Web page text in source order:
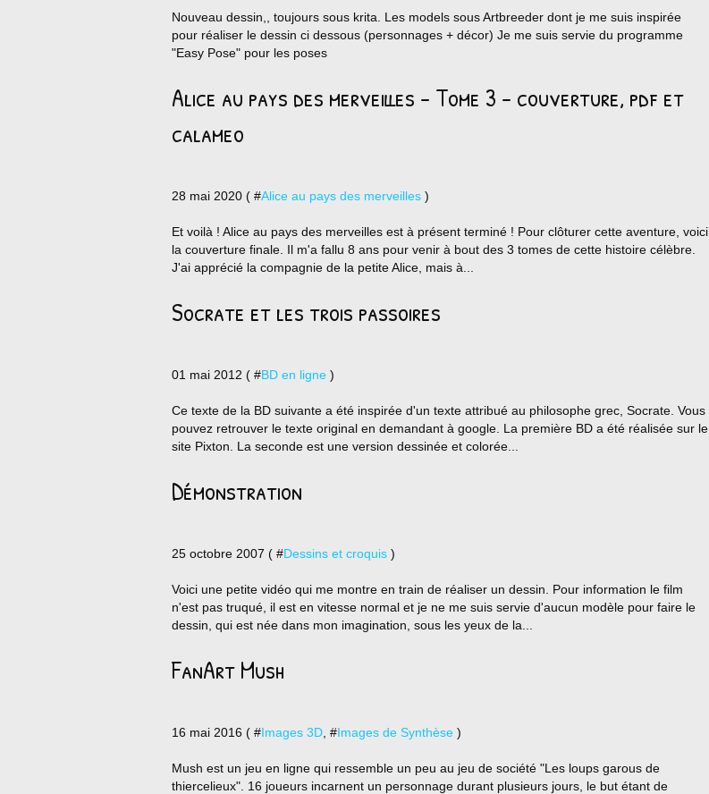
Nouveau dessin,, toujours sous krita. Les models sous Artbreeder dont je me suis inspirée
pour réaliser le dessin ci dessous (personnages + décor) Je me suis servie du programme
"Easy Pose" pour les poses
Alice au pays des merveilles - Tome 3 - couverture, pdf et
calameo
28 mai 2020 ( #Alice au pays des merveilles )
Et voilà ! Alice au pays des merveilles est à présent terminé ! Pour clôturer cette aventure, voici
la couverture finale. Il m'a fallu 8 ans pour venir à bout des 3 tomes de cette histoire célèbre.
J'ai apprécié la compagnie de la petite Alice, mais à...
Socrate et les trois passoires
01 mai 2012 ( #BD en ligne )
Ce texte de la BD suivante a été inspirée d'un texte attribué au philosophe grec, Socrate. Vous
pouvez retrouver le texte original en demandant à google. La première BD a été réalisée sur le
site Pixton. La seconde est une version dessinée et colorée...
Démonstration
25 octobre 2007 ( #Dessins et croquis )
Voici une petite vidéo qui me montre en train de réaliser un dessin. Pour information le film
n'est pas truqué, il est en vitesse normal et je ne me suis servie d'aucun modèle pour faire le
dessin, qui est née dans mon imagination, sous les yeux de la...
FanArt Mush
16 mai 2016 ( #Images 3D , #Images de Synthèse )
Mush est un jeu en ligne qui ressemble un peu au jeu de société "Les loups garous de
thiercelieux". 16 joueurs incarnent un personnage durant plusieurs jours, le but étant de